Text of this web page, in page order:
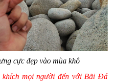
cực đẹp vào mùa khô
khích mọi người đến với Bãi Đá